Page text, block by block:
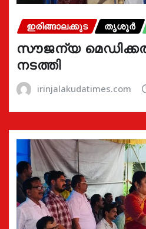
ഇരിങ്ങാലക്കുട തൃശൂർ
സൗജന്യ
നടത്തി
irinjalakudatimes.com